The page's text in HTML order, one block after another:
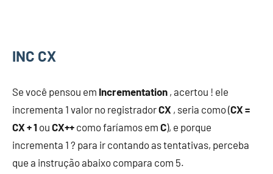
INC CX
Se você pensou em Incrementation , acertou ! ele
incrementa 1 valor no registradorCX , seria como (CX =
CX + 1 ou CX++ como faríamos em C), e porque
incrementa 1 ? para ir contando as tentativas, perceba
que a instrução abaixo compara com 5.